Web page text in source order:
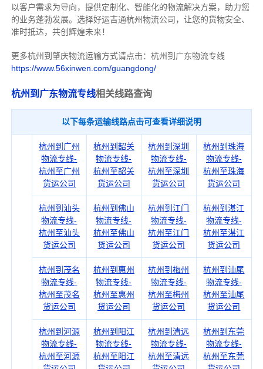
以客户需求为导向，提供定制化、智能化的物流解决方案，助力您
的业务蓬勃发展。选择好运吉通杭州物流公司，让您的货物安全、
准时抵达，共创辉煌未来！
更多杭州到肇庆物流运输方式请点击：杭州到广东物流专线
https://www.56xinwen.com/guangdong/
杭州到广东物流专线相关线路查询
以下每条运输线路点击可查看详细说明
杭州到广州
物流专线-
杭州至广州
货运公司
杭州到韶关
物流专线-
杭州至韶关
货运公司
杭州到深圳
物流专线-
杭州至深圳
货运公司
杭州到珠海
物流专线-
杭州至珠海
货运公司
杭州到汕头
物流专线-
杭州至汕头
货运公司
杭州到佛山
物流专线-
杭州至佛山
货运公司
杭州到江门
物流专线-
杭州至江门
货运公司
杭州到湛江
物流专线-
杭州至湛江
货运公司
杭州到茂名
物流专线-
杭州至茂名
货运公司
杭州到惠州
物流专线-
杭州至惠州
货运公司
杭州到梅州
物流专线-
杭州至梅州
货运公司
杭州到汕尾
物流专线-
杭州至汕尾
货运公司
杭州到河源
物流专线-
杭州至河源
杭州到阳江
物流专线-
杭州至阳江
杭州到清远
物流专线-
杭州至清远
杭州到东莞
物流专线-
杭州至东莞